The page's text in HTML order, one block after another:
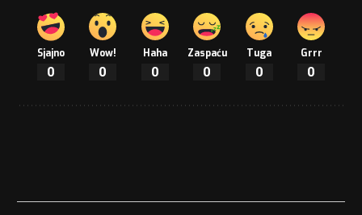
Sjajno
0
Wow!
0
Haha
0
Zaspaću
0
Tuga
0
Grrr
0